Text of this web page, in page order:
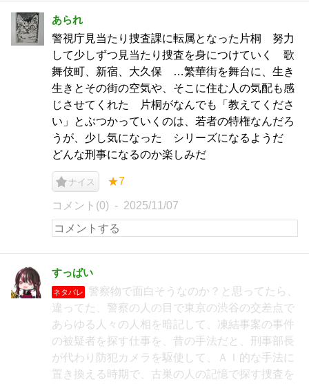
あられ
警視庁見当たり捜査課に転属となった片桐 努力
して少しずつ見当たり捜査を身につけていく 歌
舞伎町、新宿、大久保 …繁華街を舞台に、生き
生きとその街の空気や、そこに住む人の気配も感
じさせてくれた 片桐がなんでも「教えてくださ
い」とぶつかっていくのは、若者の特権なんだろ
うが、少し気になった シリーズになるようだ
どんな刑事になるのか楽しみだ
ナイス ★7
コメント(0) 2025/11/07
すっぱい
ネタバレ
警察物で面白そうなのか？と思ってたら、
違ってた、警察の人の目で東京の渋谷の交差点で
あらゆる人々の人相を暗記して、凍結事案の事件
の被疑者を探す仕事を、昔の手法だと、刑事部長
が代わり防犯カメラを駆使して、ＡＩ的な手法に
置き換える時期で、古巣の人の記憶で探す捜査を